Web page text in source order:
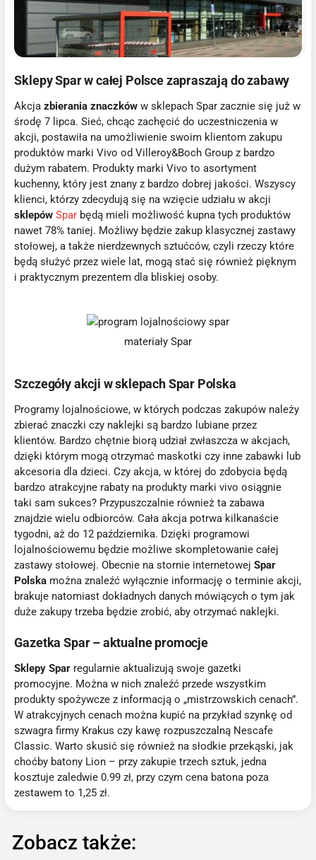
Sklepy Spar w całej Polsce zapraszają do zabawy
Akcjazbierania znaczków w sklepach Spar zacznie się już w
środę 7 lipca. Sieć, chcąc zachęcić do uczestniczenia w
akcji, postawiła na umożliwienie swoim klientom zakupu
produktów marki Vivo od Villeroy&Boch Group z bardzo
dużym rabatem. Produkty marki Vivo to asortyment
kuchenny, który jest znany z bardzo dobrej jakości. Wszyscy
klienci, którzy zdecydują się na wzięcie udziału w akcji
sklepówSpar będą mieli możliwość kupna tych produktów
nawet 78% taniej. Możliwy będzie zakup klasycznej zastawy
stołowej, a także nierdzewnych sztućców, czyli rzeczy które
będą służyć przez wiele lat, mogą stać się również pięknym
i praktycznym prezentem dla bliskiej osoby.
materiały Spar
Szczegóły akcji w sklepach Spar Polska
Programy lojalnościowe, w których podczas zakupów należy
zbierać znaczki czy naklejki są bardzo lubiane przez
klientów. Bardzo chętnie biorą udział zwłaszcza w akcjach,
dzięki którym mogą otrzymać maskotki czy inne zabawki lub
akcesoria dla dzieci. Czy akcja, w której do zdobycia będą
bardzo atrakcyjne rabaty na produkty marki vivo osiągnie
taki sam sukces? Przypuszczalnie również ta zabawa
znajdzie wielu odbiorców. Cała akcja potrwa kilkanaście
tygodni, aż do 12 października. Dzięki programowi
lojalnościowemu będzie możliwe skompletowanie całej
zastawy stołowej. Obecnie na stornie internetowejSpar
Polska można znaleźć wyłącznie informację o terminie akcji,
brakuje natomiast dokładnych danych mówiących o tym jak
duże zakupy trzeba będzie zrobić, aby otrzymać naklejki.
Gazetka Spar – aktualne promocje
Sklepy Spar regularnie aktualizują swoje gazetki
promocyjne. Można w nich znaleźć przede wszystkim
produkty spożywcze z informacją o „mistrzowskich cenach”.
W atrakcyjnych cenach można kupić na przykład szynkę od
szwagra firmy Krakus czy kawę rozpuszczalną Nescafe
Classic. Warto skusić się również na słodkie przekąski, jak
choćby batony Lion – przy zakupie trzech sztuk, jedna
kosztuje zaledwie 0.99 zł, przy czym cena batona poza
zestawem to 1,25 zł.
Zobacz także: